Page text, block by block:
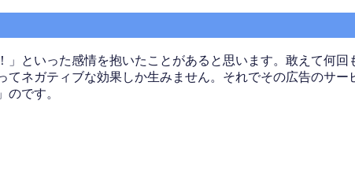
といった感情を抱いたことがあると思います。敢えて何回
ネガティブな効果しか生みません。それでその広告のサ
です。